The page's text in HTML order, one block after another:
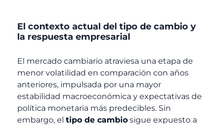
El contexto actual del tipo de cambio y
la respuesta empresarial
El mercado cambiario atraviesa una etapa de
menor volatilidad en comparación con años
anteriores, impulsada por una mayor
estabilidad macroeconómica y expectativas de
política monetaria más predecibles. Sin
embargo, el tipo de cambio sigue expuesto a